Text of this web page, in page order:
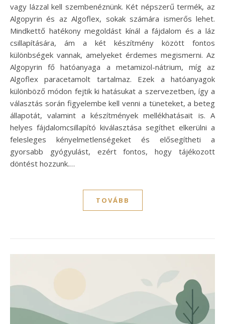
vagy lázzal kell szembenéznünk. Két népszerű termék, az
Algopyrin és az Algoflex, sokak számára ismerős lehet.
Mindkettő hatékony megoldást kínál a fájdalom és a láz
csillapítására, ám a két készítmény között fontos
különbségek vannak, amelyeket érdemes megismerni. Az
Algopyrin fő hatóanyaga a metamizol-nátrium, míg az
Algoflex paracetamolt tartalmaz. Ezek a hatóanyagok
különböző módon fejtik ki hatásukat a szervezetben, így a
választás során figyelembe kell venni a tüneteket, a beteg
állapotát, valamint a készítmények mellékhatásait is. A
helyes fájdalomcsillapító kiválasztása segíthet elkerülni a
felesleges kényelmetlenségeket és elősegítheti a
gyorsabb gyógyulást, ezért fontos, hogy tájékozott
döntést hozzunk.…
TOVÁBB